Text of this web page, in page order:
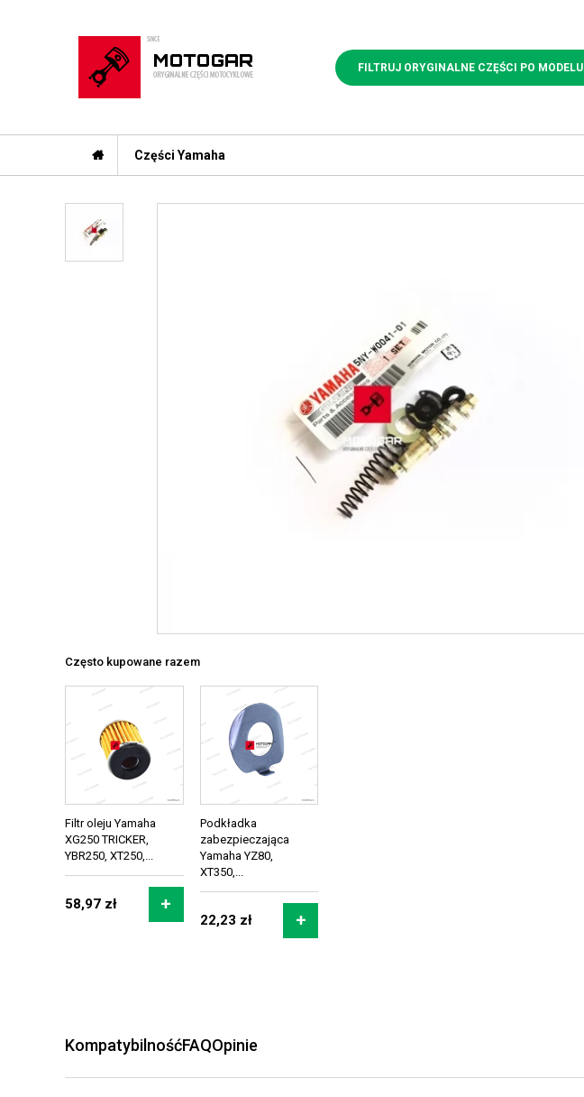
FILTRUJ ORYGINALNE CZĘŚCI PO MODELU
Części Yamaha
Często kupowane razem
Filtr oleju Yamaha
XG250 TRICKER,
YBR250, XT250,...
58,97 zł
Podkładka
zabezpieczająca
Yamaha YZ80,
XT350,...
22,23 zł
KompatybilnośćFAQOpinie